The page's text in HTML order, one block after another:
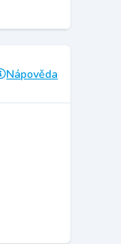
Nápověda